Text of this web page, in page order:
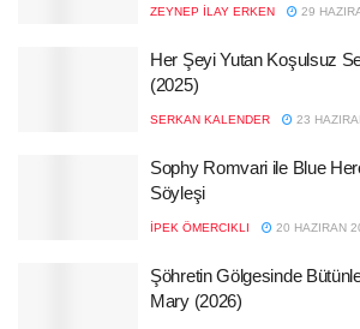
ZEYNEP İLAY ERKEN 29
Her Şeyi Yutan Koşulsuz
(2025)
SERKAN KALENDER 23
Sophy Romvari ile Blue
Söyleşi
İPEK ÖMERCIKLI 20 HAZIRAN
Şöhretin Gölgesinde
Mary (2026)